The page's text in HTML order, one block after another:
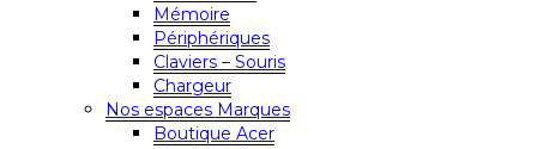
Mémoire
Périphériques
Claviers – Souris
Chargeur
Nos espaces Marques
Boutique Acer